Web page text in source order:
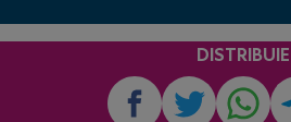
DISTRIBUIE